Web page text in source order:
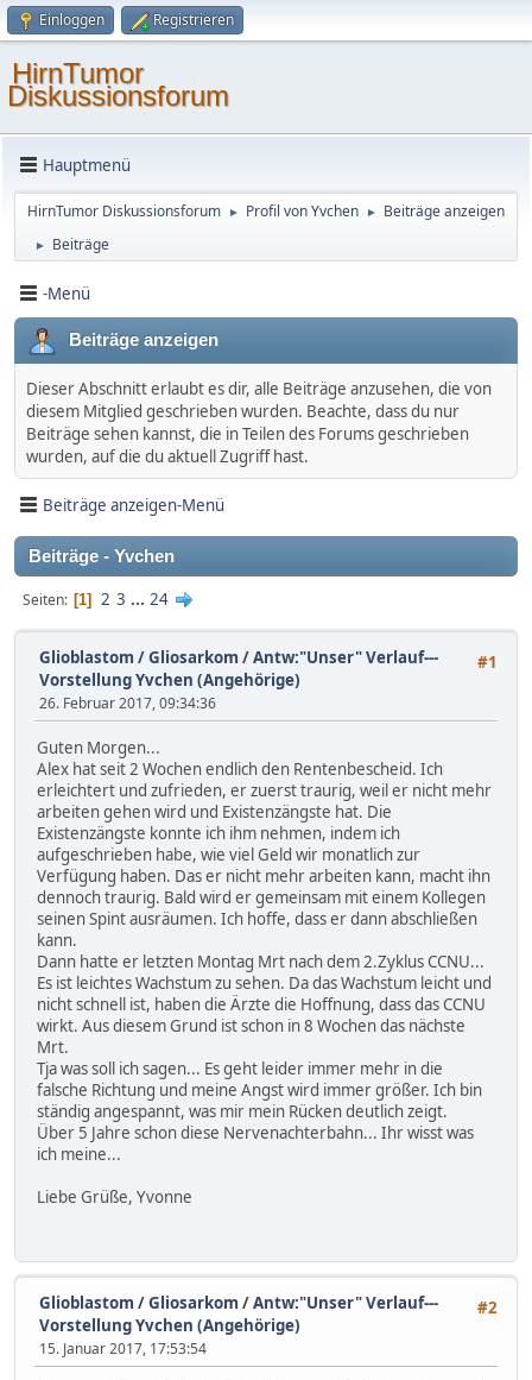
Einloggen Registrieren
HirnTumor
Diskussionsforum
Hauptmenü
HirnTumor Diskussionsforum ► Profil von Yvchen ► Beiträge anzeigen
► Beiträge
-Menü
Beiträge anzeigen
Dieser Abschnitt erlaubt es dir, alle Beiträge anzusehen, die von
diesem Mitglied geschrieben wurden. Beachte, dass du nur
Beiträge sehen kannst, die in Teilen des Forums geschrieben
wurden, auf die du aktuell Zugriff hast.
Beiträge anzeigen-Menü
Beiträge - Yvchen
Seiten 1 2 3 ... 24
#1
Glioblastom / Gliosarkom /Antw:"Unser" Verlauf---
Vorstellung Yvchen (Angehörige)
26. Februar 2017, 09:34:36
Guten Morgen...
Alex hat seit 2 Wochen endlich den Rentenbescheid. Ich
erleichtert und zufrieden, er zuerst traurig, weil er nicht mehr
arbeiten gehen wird und Existenzängste hat. Die
Existenzängste konnte ich ihm nehmen, indem ich
aufgeschrieben habe, wie viel Geld wir monatlich zur
Verfügung haben. Das er nicht mehr arbeiten kann, macht ihn
dennoch traurig. Bald wird er gemeinsam mit einem Kollegen
seinen Spint ausräumen. Ich hoffe, dass er dann abschließen
kann.
Dann hatte er letzten Montag Mrt nach dem 2.Zyklus CCNU...
Es ist leichtes Wachstum zu sehen. Da das Wachstum leicht und
nicht schnell ist, haben die Ärzte die Hoffnung, dass das CCNU
wirkt. Aus diesem Grund ist schon in 8 Wochen das nächste
Mrt.
Tja was soll ich sagen... Es geht leider immer mehr in die
falsche Richtung und meine Angst wird immer größer. Ich bin
ständig angespannt, was mir mein Rücken deutlich zeigt.
Über 5 Jahre schon diese Nervenachterbahn... Ihr wisst was
ich meine...
Liebe Grüße, Yvonne
#2
Glioblastom / Gliosarkom /Antw:"Unser" Verlauf---
Vorstellung Yvchen (Angehörige)
15. Januar 2017, 17:53:54